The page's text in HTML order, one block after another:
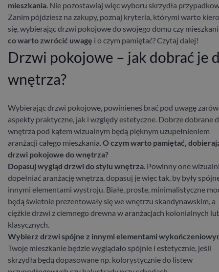
mieszkania. Nie pozostawiaj więc wyboru skrzydła
Zanim pójdziesz na zakupy, poznaj kryteria, którymi warto
się, wybierając drzwi pokojowe do swojego domu czy
co warto zwrócić uwagę i o czym pamiętać? Czytaj dalej!
Drzwi pokojowe – jak dobrać je
wnętrza?
Wybierając drzwi pokojowe, powinieneś brać pod uwagę
aspekty praktyczne, jak i względy estetyczne. Dobrze dobrane
wnętrza pod kątem wizualnym będą pięknym uzupełnieniem
aranżacji całego mieszkania.O czym warto pamiętać,
drzwi pokojowe do wnętrza?
Dopasuj wygląd drzwi do stylu wnętrza. Powinny one
dopełniać aranżację wnętrza, dopasuj je więc tak, by były
innymi elementami wystroju. Białe, proste, minimalistyczne
będą świetnie prezentowały się we wnętrzu skandynawskim, a
ciężkie drzwi z ciemnego drewna w aranżacjach kolonialnych
klasycznych.
Wybierz drzwi spójne z innymi elementami
Twoje mieszkanie będzie wyglądało spójnie i estetycznie, jeśli
skrzydła będą dopasowane np. kolorystycznie do listew